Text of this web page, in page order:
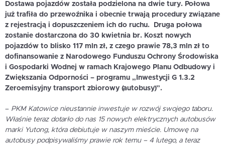
Dostawa pojazdów została podzielona na dwie tury. Połowa
już trafiła do przewoźnika i obecnie trwają procedury związane
z rejestracją i dopuszczeniem ich do ruchu. Druga połowa
zostanie dostarczona do 30 kwietnia br. Koszt nowych
pojazdów to blisko 117 mln zł, z czego prawie 78,3 mln zł to
dofinansowanie z Narodowego Funduszu Ochrony Środowiska
i Gospodarki Wodnej w ramach Krajowego Planu Odbudowy i
Zwiększania Odporności – programu „Inwestycji G 1.3.2
Zeroemisyjny transport zbiorowy (autobusy)”.
– PKM Katowice nieustannie inwestuje w rozwój swojego taboru.
Właśnie teraz dotarło do nas 15 nowych elektrycznych autobusów
marki Yutong, która debiutuje w naszym mieście. Umowę na
autobusy podpisywaliśmy prawie rok temu – 4 lutego, a teraz